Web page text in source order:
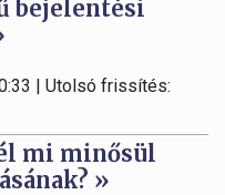
bejelentési
| Utolsó frissítés:
mi minősül
»